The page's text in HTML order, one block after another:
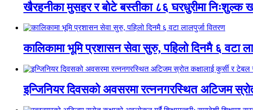
खैरहनीका मुसहर र बोटे बस्तीका ८६ घरधुरीमा निःशुल्क
कालिकामा भूमि प्रशासन सेवा सुरु, पहिलो दिनमै ६ वटा
इन्जिनियर दिवसको अवसरमा रत्ननगरस्थित अटिजम